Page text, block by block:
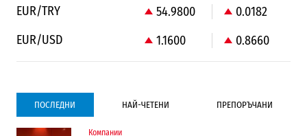
EUR/TRY 54.9800
0.0182
EUR/USD
1.1600 0.8660
ПОСЛЕДНИ НАЙ-ЧЕТЕНИ ПРЕПОРЪЧАНИ
Компании
Градоустройство
Компании